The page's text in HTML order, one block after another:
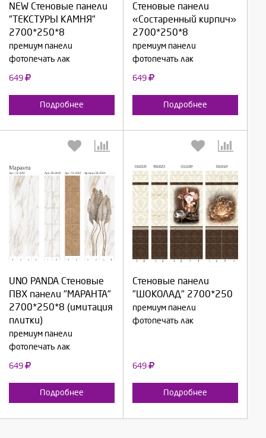
NEW Стеновые панели
"ТЕКСТУРЫ КАМНЯ"
2700*250*8
премиум панели
фотопечать лак
649
Подробнее
Продолжить
Отмена
Стеновые панели
«Состаренный кирпич»
2700*250*8
премиум панели
фотопечать лак
649
Подробнее
Продолжить
Отмена
UNO PANDA Стеновые
ПВХ панели "МАРАНТА"
2700*250*8 (имитация
плитки)
премиум панели
фотопечать лак
649
Подробнее
Выберите количество:
Продолжить
Стеновые панели
"ШОКОЛАД" 2700*250
премиум панели
фотопечать лак
649
Подробнее
Выберите количество:
Продолжить
Отмена